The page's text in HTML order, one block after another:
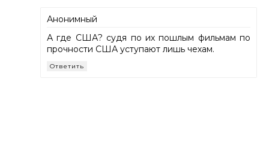
Анонимный
А где США? судя по их пошлым фильмам по
прочности США уступают лишь чехам.
Ответить